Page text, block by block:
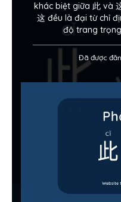
khác biệt giữa 此 và
这 đều là đại từ chỉ
độ trang
Đã được